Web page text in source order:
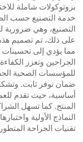
بروتوكولات شاملة
خدمة التصنيع حسب
التصنيع، وهي ضرورية
على ذلك، تم تصميم
مما يؤدي إلى تحسينات
الجراحين وتعزز
للمؤسسات الصحية
ضمان توفر ثابت.
أساسية، حيث تقدم
المنتج. كما تسهل
النماذج الأولية
تقنيات الجراحة